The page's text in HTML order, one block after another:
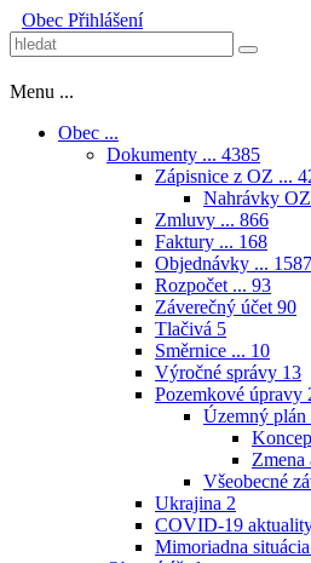
Obec Přihlášení
Menu ...
Obec ...
Dokumenty ... 4385
Zápisnice z OZ ...
Nahrávky
Zmluvy ... 866
Faktury ... 168
Objednávky ... 1587
Rozpočet ... 93
Záverečný účet 90
Tlačivá 5
Směrnice ... 10
Výročné správy 13
Pozemkové úpravy
Územný plán
Všeobecné
Ukrajina 2
COVID-19
Mimoriadna situácia